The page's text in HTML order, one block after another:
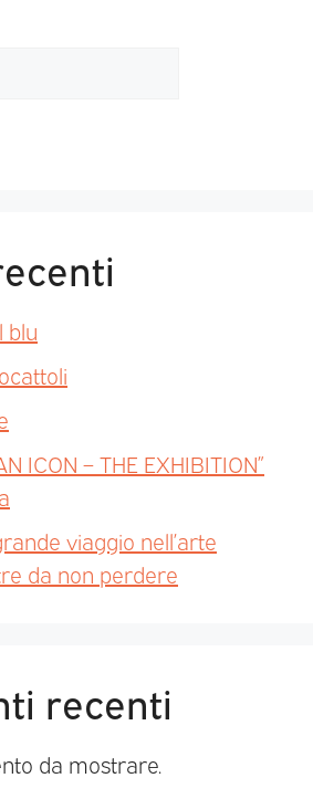
blu
ICON – THE EXHIBITION”
viaggio nell’arte
da non perdere
recenti
da mostrare.